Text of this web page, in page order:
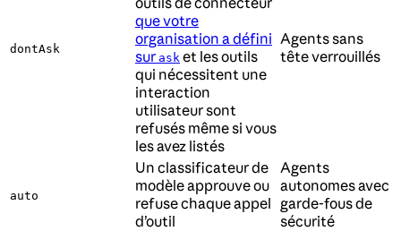
dontAsk
que votre
organisation a défini
sur ask et les outils
qui nécessitent une
interaction
utilisateur sont
refusés même si vous
les avez listés
Agents sans
tête verrouillés
auto
Un classificateur de
modèle approuve ou
refuse chaque appel
d’outil
Agents
autonomes avec
garde-fous de
sécurité